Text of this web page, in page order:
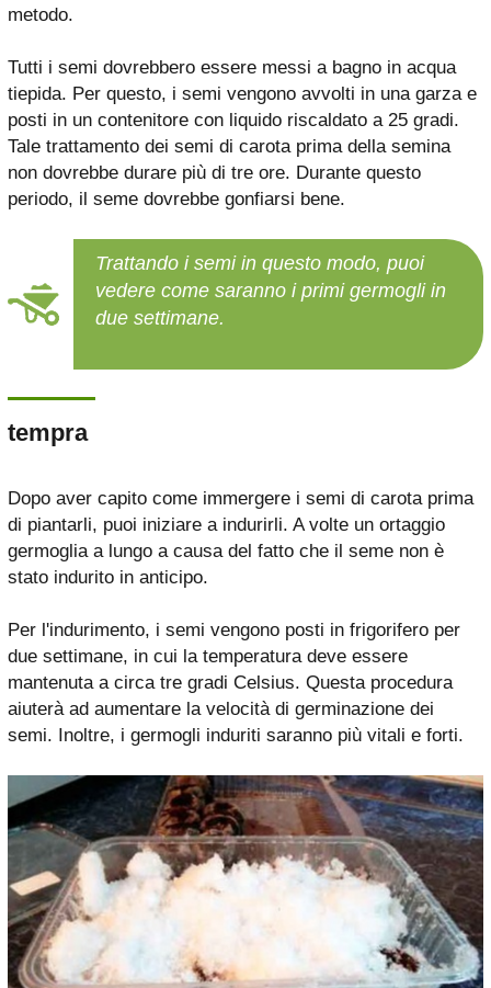
metodo.
Tutti i semi dovrebbero essere messi a bagno in acqua
tiepida. Per questo, i semi vengono avvolti in una garza e
posti in un contenitore con liquido riscaldato a 25 gradi.
Tale trattamento dei semi di carota prima della semina
non dovrebbe durare più di tre ore. Durante questo
periodo, il seme dovrebbe gonfiarsi bene.
Trattando i semi in questo modo, puoi
vedere come saranno i primi germogli in
due settimane.
tempra
Dopo aver capito come immergere i semi di carota prima
di piantarli, puoi iniziare a indurirli. A volte un ortaggio
germoglia a lungo a causa del fatto che il seme non è
stato indurito in anticipo.
Per l'indurimento, i semi vengono posti in frigorifero per
due settimane, in cui la temperatura deve essere
mantenuta a circa tre gradi Celsius. Questa procedura
aiuterà ad aumentare la velocità di germinazione dei
semi. Inoltre, i germogli induriti saranno più vitali e forti.